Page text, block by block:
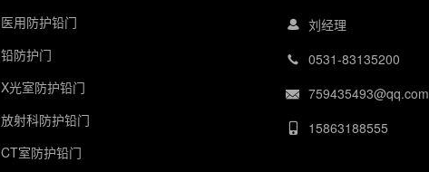
医用防护铅门
铅防护门
X光室防护铅门
放射科防护铅门
CT室防护铅门
刘经理
0531-83135200
759435493@qq.com
15863188555